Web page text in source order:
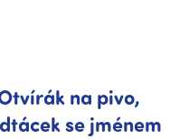
na pivo,
se jménem